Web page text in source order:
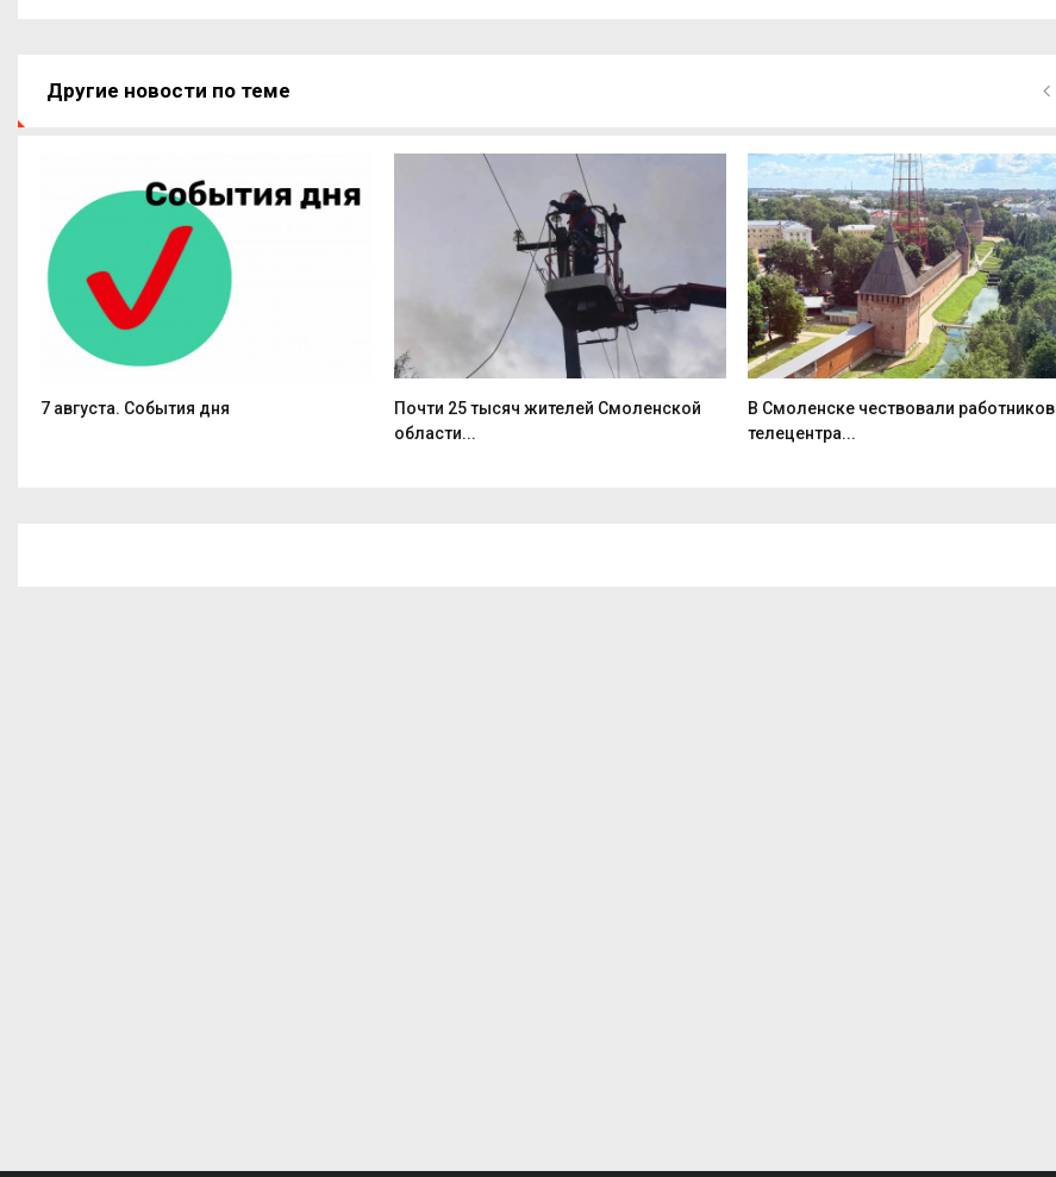
Другие новости по теме
7 августа. События дня
Почти 25 тысяч жителей Смоленской
области...
В Смоленске чествовали работников
телецентра...